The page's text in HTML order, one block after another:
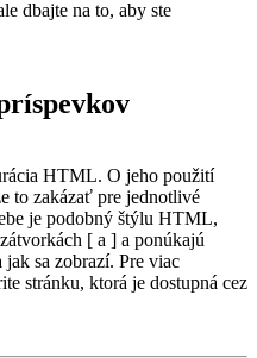
dbajte na to, aby ste
HTML. O jeho použití
to zakázať pre jednotlivé
je podobný štýlu HTML,
[ a ] a ponúkajú
sa zobrazí. Pre viac
stránku, ktorá je dostupná cez